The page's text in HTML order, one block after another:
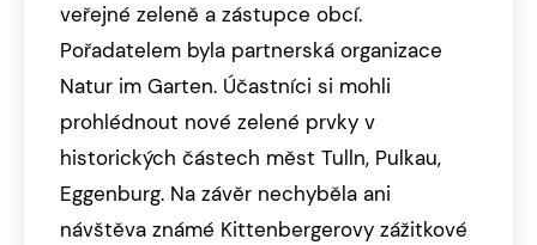
veřejné zeleně a zástupce obcí.
Pořadatelem byla partnerská organizace
Natur im Garten. Účastníci si mohli
prohlédnout nové zelené prvky v
historických částech měst Tulln, Pulkau,
Eggenburg. Na závěr nechyběla ani
návštěva známé Kittenbergerovy zážitkové